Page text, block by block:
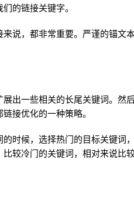
的链接关键字。
，都非常重要。严谨的锚文
一些相关的长尾关键词。然后
接优化的一种策略。
时候，选择热门的目标关键词
较冷门的关键词，相对来说比